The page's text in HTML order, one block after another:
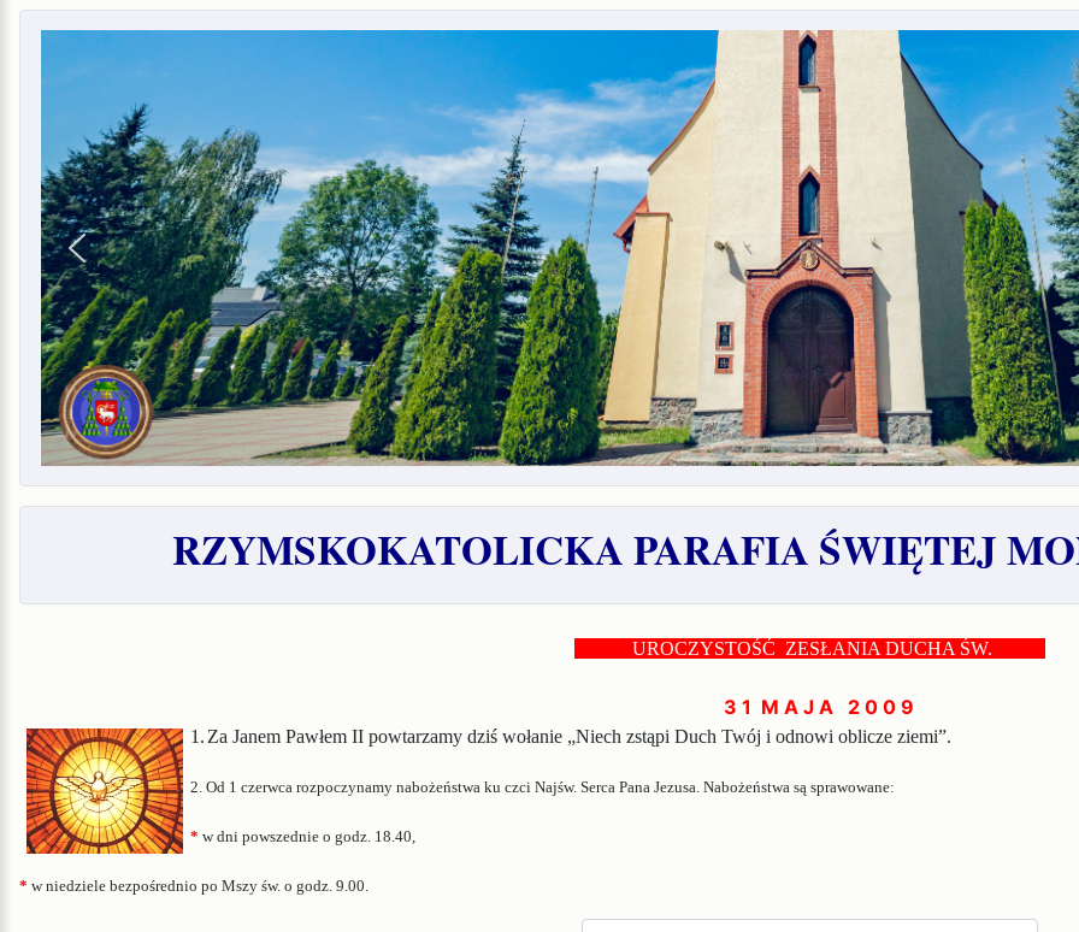
RZYMSKOKATOLICKA PARAFIA ŚWIĘTEJ
UROCZYSTOŚĆ ZESŁANIA DUCHA ŚW.
3 1 M A J A 2 0 0 9
1. Za Janem Pawłem II powtarzamy dziś wołanie „Niech zstąpi Duch Twój i odnowi oblicze ziemi”.
2. Od 1 czerwca rozpoczynamy nabożeństwa ku czci Najśw. Serca Pana Jezusa. Nabożeństwa są sprawowane:
* w dni powszednie o godz. 18.40,
* w niedziele bezpośrednio po Mszy św. o godz. 9.00.